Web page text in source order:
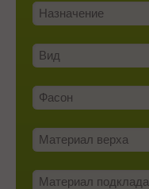
Назначение
Вид
Фасон
Материал верха
Материал подклада